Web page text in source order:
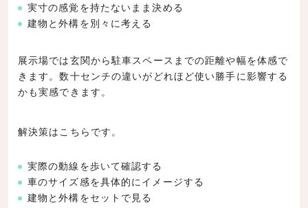
実寸の感覚を持たないまま決める
建物と外構を別々に考える
展示場では玄関から駐車スペースまでの距離や幅を体感で
きます。数十センチの違いがどれほど使い勝手に影響する
かも実感できます。
解決策はこちらです。
実際の動線を歩いて確認する
車のサイズ感を具体的にイメージする
建物と外構をセットで見る